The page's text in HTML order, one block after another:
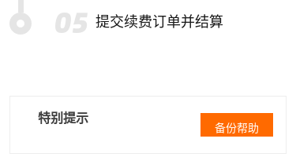
提交续费订单并结算
特别提示
备份帮助